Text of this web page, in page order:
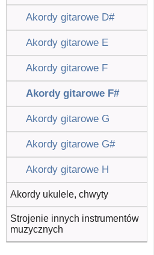
Akordy gitarowe D#
Akordy gitarowe E
Akordy gitarowe F
Akordy gitarowe F#
Akordy gitarowe G
Akordy gitarowe G#
Akordy gitarowe H
Akordy ukulele, chwyty
Strojenie innych instrumentów
muzycznych